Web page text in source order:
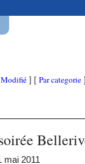
Modifié ] [ Par categorie
mai 2011